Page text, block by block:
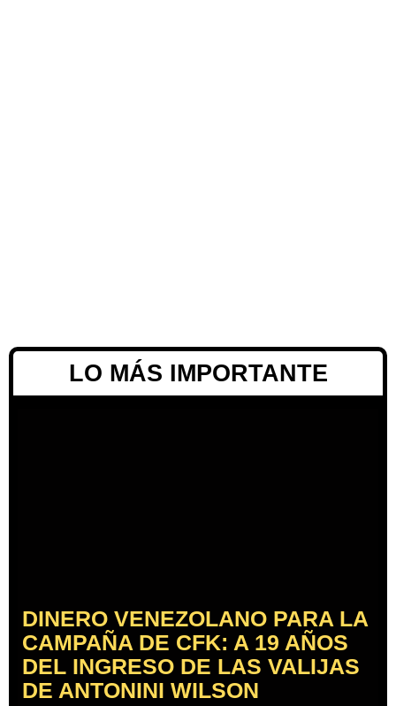
LO MÁS IMPORTANTE
DINERO VENEZOLANO PARA LA
CAMPAÑA DE CFK: A 19 AÑOS
DEL INGRESO DE LAS VALIJAS
DE ANTONINI WILSON